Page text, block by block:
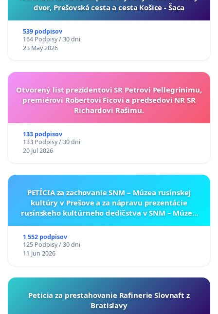
dvor, Prešovská cesta a cesta Košice - Šaca
539 podpisov
164 Podpisy / 30 dni
23 May 2026
Otvorený list prezidentovi SR Petrovi Pellegrinimu,
premiérovi Robertovi Ficovi a predsedovi NR SR
Richardovi Rašimu.
133 podpisov
133 Podpisy / 30 dni
20 Jul 2026
PETÍCIA za zachovanie SNM – Múzea rusínskej
kultúry v Prešove a za nápravu prezentácie
rusínskeho kultúrneho dedičstva v SNM – Múzeu
1 552 podpisov
125 Podpisy / 30 dni
11 Jun 2026
Peticia za prestahovanie Rafinerie Slovnaft z
Bratislavy